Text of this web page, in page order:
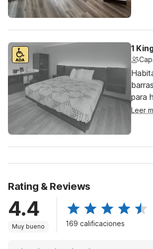
1
para
Leer
Rating & Reviews
4.4
Muy bueno 169 calificaciones